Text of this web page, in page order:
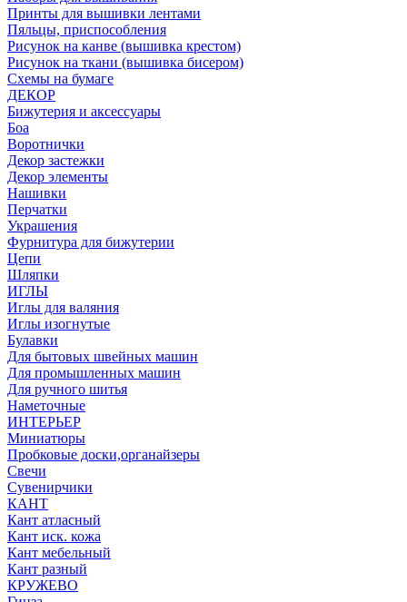
Принты для вышивки лентами
Пяльцы, приспособления
Рисунок на канве (вышивка крестом)
Рисунок на ткани (вышивка бисером)
Схемы на бумаге
ДЕКОР
Бижутерия и аксессуары
Боа
Воротнички
Декор застежки
Декор элементы
Нашивки
Перчатки
Украшения
Фурнитура для бижутерии
Цепи
Шляпки
ИГЛЫ
Иглы для валяния
Иглы изогнутые
Булавки
Для бытовых швейных машин
Для промышленных машин
Для ручного шитья
Наметочные
ИНТЕРЬЕР
Миниатюры
Пробковые доски,органайзеры
Свечи
Сувенирчики
КАНТ
Кант атласный
Кант иск. кожа
Кант мебельный
Кант разный
КРУЖЕВО